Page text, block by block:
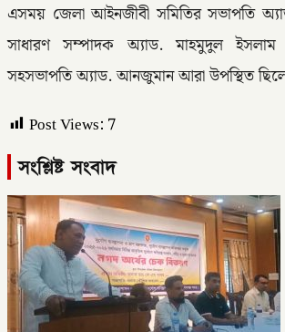
এসময় জেলা আইনজীবী সমিতির সভাপতি
সাধারণ সম্পাদক অ্যাড. মাহমুদুল
সহসভাপতি অ্যাড. আনজুমান আরা উপস্থিত
Post Views: 7
সংশ্লিষ্ট সংবাদ